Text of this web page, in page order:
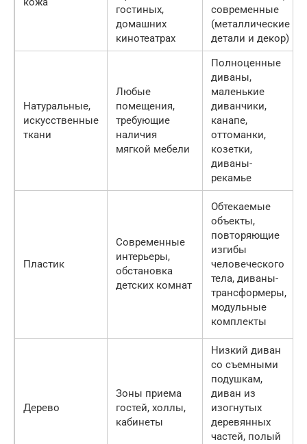
гостиных,
домашних
кинотеатрах
современные
(металлические
детали и декор)
Натуральные,
искусственные
ткани
Любые
помещения,
требующие
наличия
мягкой мебели
Полноценные
диваны,
маленькие
диванчики,
канапе,
оттоманки,
козетки,
диваны-
рекамье
Пластик
Современные
интерьеры,
обстановка
детских комнат
Обтекаемые
объекты,
повторяющие
изгибы
человеческого
тела, диваны-
трансформеры,
модульные
комплекты
Дерево
Зоны приема
гостей, холлы,
кабинеты
Низкий диван
со съемными
подушкам,
диван из
изогнутых
деревянных
частей, полый